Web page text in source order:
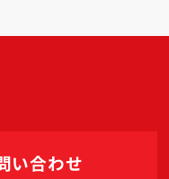
い合わせ